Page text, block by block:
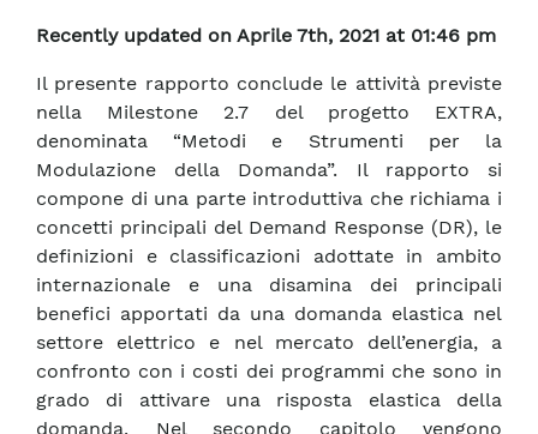
Recently updated on Aprile 7th, 2021 at 01:46 pm
Il presente rapporto conclude le attività previste
nella Milestone 2.7 del progetto EXTRA,
denominata “Metodi e Strumenti per la
Modulazione della Domanda”. Il rapporto si
compone di una parte introduttiva che richiama i
concetti principali del Demand Response (DR), le
definizioni e classificazioni adottate in ambito
internazionale e una disamina dei principali
benefici apportati da una domanda elastica nel
settore elettrico e nel mercato dell’energia, a
confronto con i costi dei programmi che sono in
grado di attivare una risposta elastica della
domanda. Nel secondo capitolo vengono